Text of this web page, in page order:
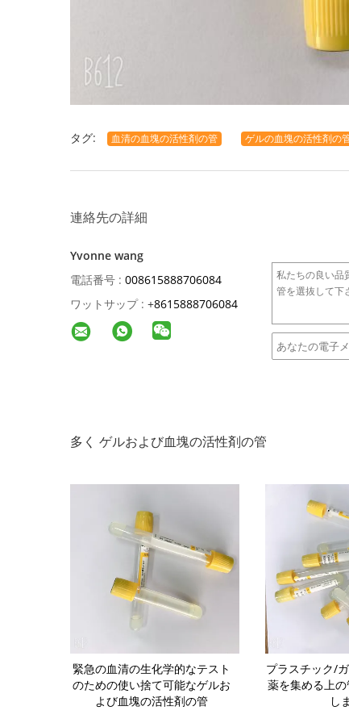
タグ: 血清の血塊の活性剤の管 ゲルの血塊の活性剤の
連絡先の詳細
Yvonne wang
電話番号 : 008615888706084
ワットサップ : +8615888706084
多く ゲルおよび血塊の活性剤の管
緊急の血清の生化学的なテスト
のための使い捨て可能なゲルお
よび血塊の活性剤の管
プラスチック/
薬を集める上
し